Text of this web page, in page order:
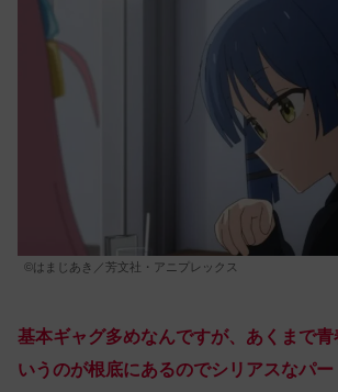
©はまじあき／芳文社・アニプレックス
基本ギャグ多めなんですが、あくまで青
いうのが根底にあるのでシリアスなパ